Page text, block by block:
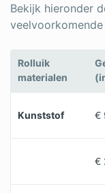
Bekijk hieronder
Rolluik
materialen
Kunststof €
€